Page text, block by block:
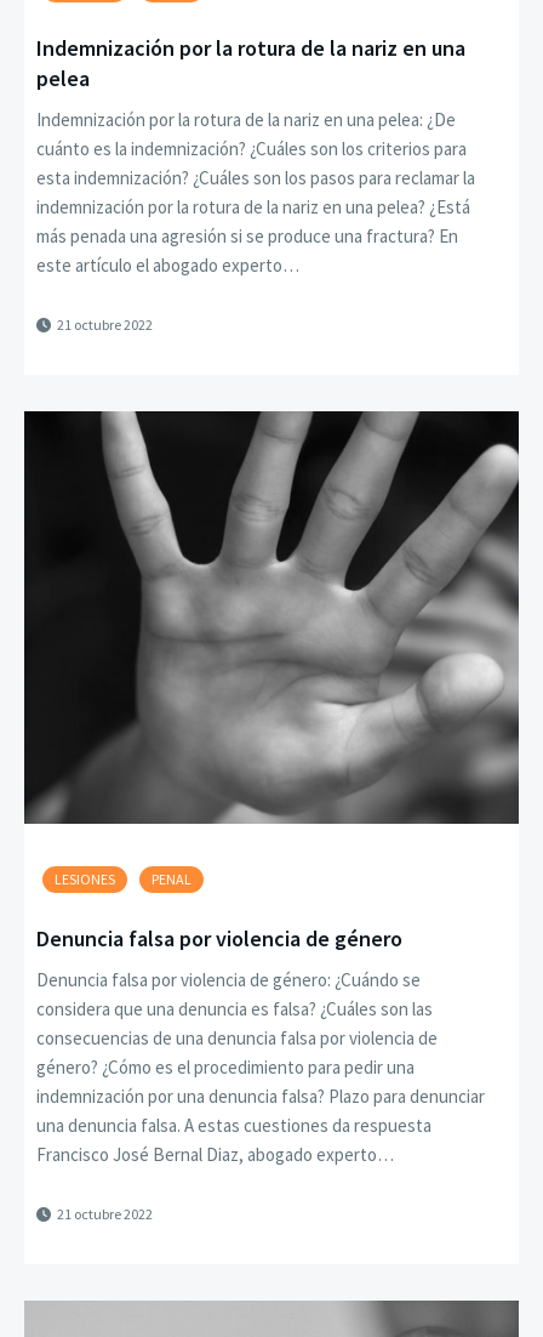
Indemnización por la rotura de la nariz en una
pelea
Indemnización por la rotura de la nariz en una pelea: ¿De
cuánto es la indemnización? ¿Cuáles son los criterios para
esta indemnización? ¿Cuáles son los pasos para reclamar la
indemnización por la rotura de la nariz en una pelea? ¿Está
más penada una agresión si se produce una fractura? En
este artículo el abogado experto…
21 octubre 2022
LESIONES PENAL
Denuncia falsa por violencia de género
Denuncia falsa por violencia de género: ¿Cuándo se
considera que una denuncia es falsa? ¿Cuáles son las
consecuencias de una denuncia falsa por violencia de
género? ¿Cómo es el procedimiento para pedir una
indemnización por una denuncia falsa? Plazo para denunciar
una denuncia falsa. A estas cuestiones da respuesta
Francisco José Bernal Diaz, abogado experto…
21 octubre 2022